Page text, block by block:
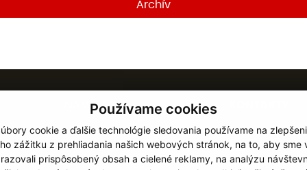
Používame cookies
cookie a ďalšie technológie sledovania používame na
zážitku z prehliadania našich webových stránok, na to, aby sme
prispôsobený obsah a cielené reklamy, na analýzu
Archív
NAVIGÁCIA
Diecéza
Inštitúcie
Schematizmus
cirkev
biskupstvo